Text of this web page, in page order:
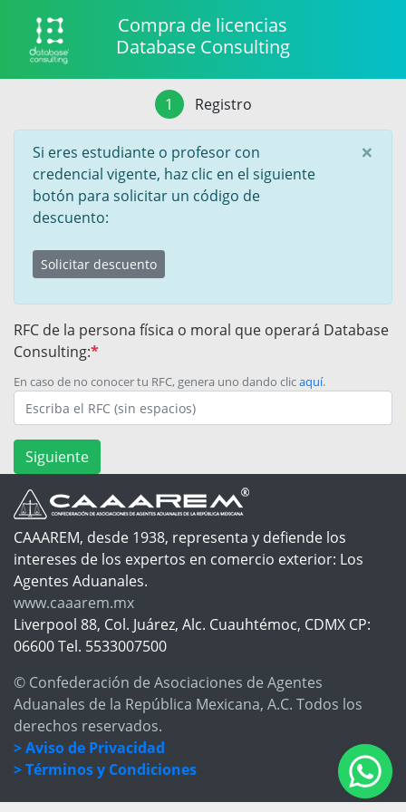
Compra de licencias
Database Consulting
1 Registro
Si eres estudiante o profesor con
credencial vigente, haz clic en el siguiente
botón para solicitar un código de
descuento:
Solicitar descuento
×
RFC de la persona física o moral que operará Database
Consulting:*
En caso de no conocer tu RFC, genera uno dando clicaquí.
Siguiente
CAAAREM, desde 1938, representa y defiende los
intereses de los expertos en comercio exterior: Los
Agentes Aduanales.
www.caaarem.mx
Liverpool 88, Col. Juárez, Alc. Cuauhtémoc, CDMX CP:
06600 Tel. 5533007500
© Confederación de Asociaciones de Agentes
Aduanales de la República Mexicana, A.C. Todos los
derechos reservados.
> Aviso de Privacidad
> Términos y Condiciones